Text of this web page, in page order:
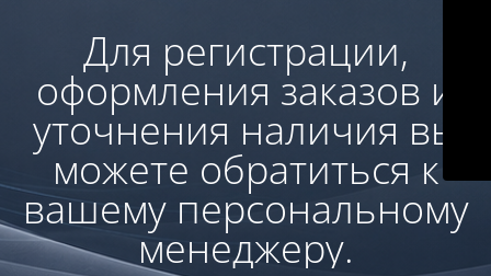
Для регистрации,
оформления заказов и
уточнения наличия вы
можете обратиться к
вашему персональному
менеджеру.